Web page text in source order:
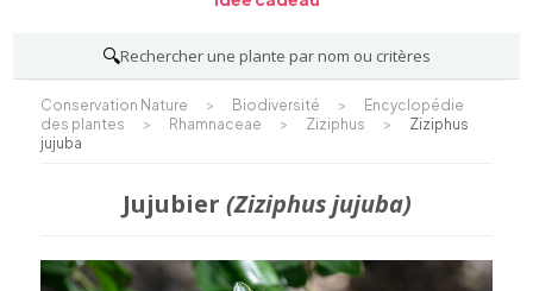
🔍Rechercher une plante par nom ou critères
Conservation Nature > Biodiversité >
Encyclopédie
des plantes
> Rhamnaceae > Ziziphus >
Ziziphus
jujuba
Jujubier (Ziziphus jujuba)